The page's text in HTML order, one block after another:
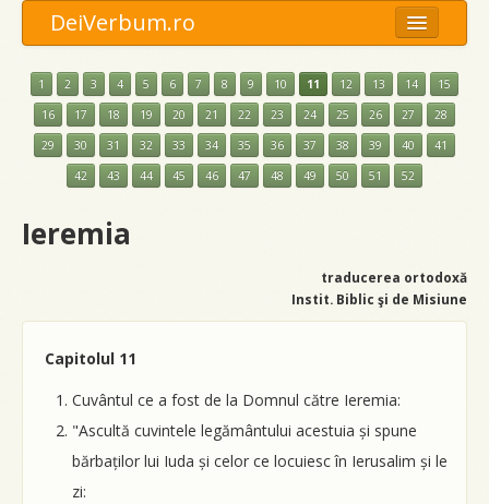
DeiVerbum.ro
Opţiuni
Anexe
1 2 3 4 5 6 7 8 9 10 11 12 13 14
15
16
17 18 19 20 21 22 23 24 25 26 27
28
29
30 31 32 33 34 35 36 37 38 39 40
41
42
43 44 45 46 47 48 49 50 51 52
Ieremia
traducerea ortodoxă
Instit. Biblic şi de Misiune
Capitolul 11
Cuvântul ce a fost de la Domnul către Ieremia:
"Ascultă cuvintele legământului acestuia și spune
bărbaților lui Iuda și celor ce locuiesc în Ierusalim și le
zi: